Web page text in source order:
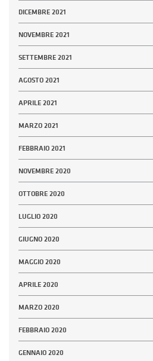
DICEMBRE 2021
NOVEMBRE 2021
SETTEMBRE 2021
AGOSTO 2021
APRILE 2021
MARZO 2021
FEBBRAIO 2021
NOVEMBRE 2020
OTTOBRE 2020
LUGLIO 2020
GIUGNO 2020
MAGGIO 2020
APRILE 2020
MARZO 2020
FEBBRAIO 2020
GENNAIO 2020